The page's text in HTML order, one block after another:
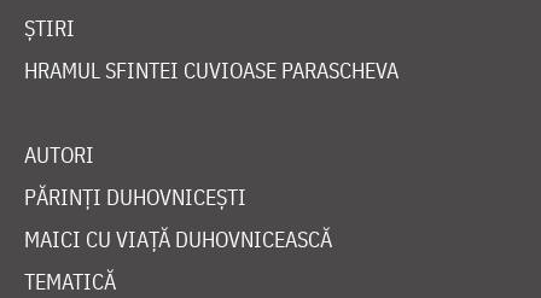
ȘTIRI
HRAMUL SFINTEI CUVIOASE PARASCHEVA
AUTORI
PĂRINȚI DUHOVNICEȘTI
MAICI CU VIAȚĂ DUHOVNICEASCĂ
TEMATICĂ